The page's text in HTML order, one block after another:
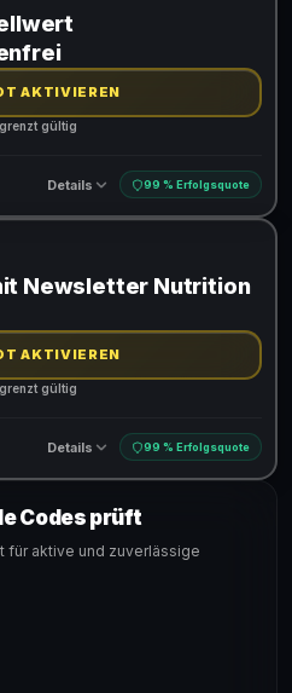
AKTIVIEREN
gültig
Details 99 % Erfolgsquote
Newsletter Nutrition
AKTIVIEREN
gültig
Details 99 % Erfolgsquote
Codes prüft
aktive und zuverlässige